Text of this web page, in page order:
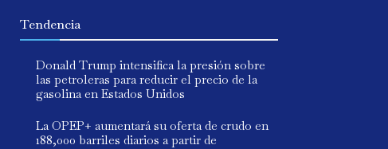
Tendencia
Donald Trump intensifica la presión sobre
las petroleras para reducir el precio de la
gasolina en Estados Unidos
La OPEP+ aumentará su oferta de crudo en
188,000 barriles diarios a partir de